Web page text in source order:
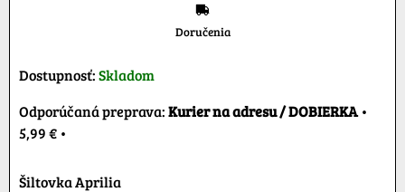
Doručenia
Dostupnosť:Skladom
Kurier na adresu / DOBIERKA•
5,99 € •
Šiltovka Aprilia